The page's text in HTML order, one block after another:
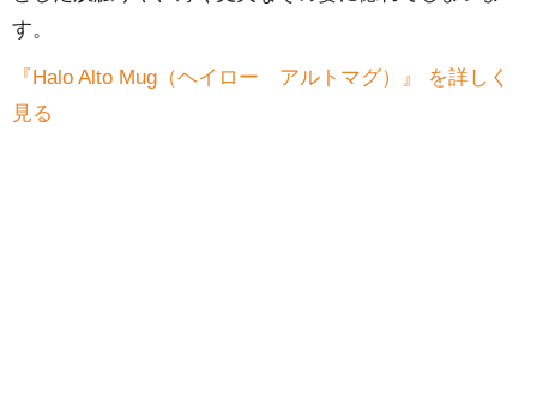
す。
『Halo Alto Mug（ヘイロー アルトマグ）』 を詳しく
見る